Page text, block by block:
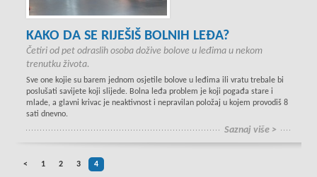
KAKO DA SE RIJEŠIŠ BOLNIH LEĐA?
Četiri od pet odraslih osoba dožive bolove u leđima u nekom
trenutku života.
Sve one kojie su barem jednom osjetile bolove u leđima ili vratu trebale bi
poslušati savijete koji slijede. Bolna leđa problem je koji pogađa stare i
mlade, a glavni krivac je neaktivnost i nepravilan položaj u kojem provodiš 8
sati dnevno.
Saznaj više >
< 1 2 3 4